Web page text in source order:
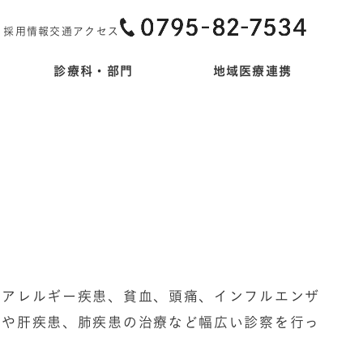
採用情報 交通アクセス
診療科・部門 地域医療連携
レルギー疾患、貧血、頭痛、インフルエンザ
肝疾患、肺疾患の治療など幅広い診察を行っ